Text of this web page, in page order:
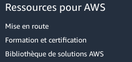
Ressources pour AWS
Mise en route
Formation et certification
Bibliothèque de solutions AWS